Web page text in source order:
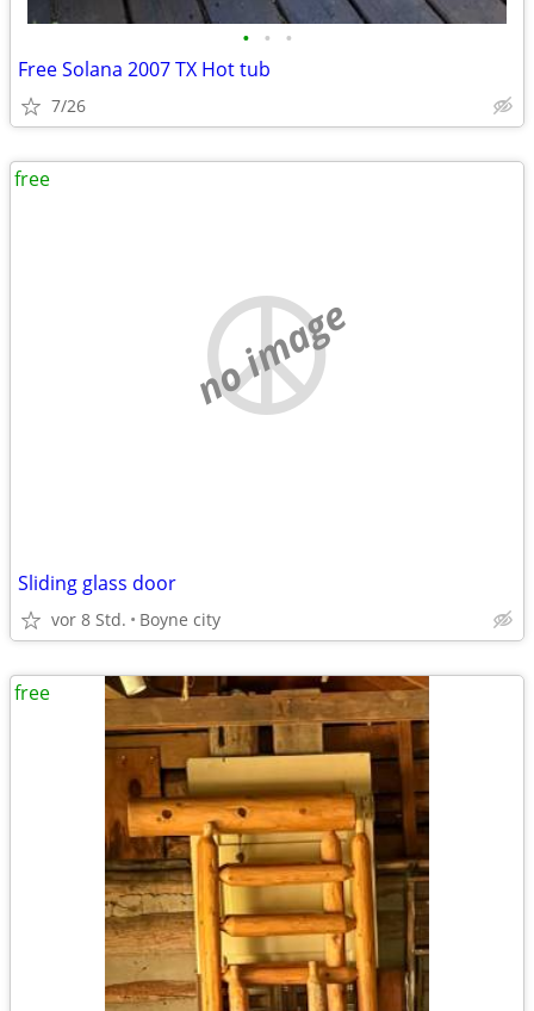
• • •
Free Solana 2007 TX Hot tub
7/26
no image
Sliding glass door
vor 8 Std. Boyne city
free
free